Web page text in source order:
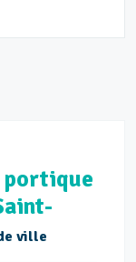
ville